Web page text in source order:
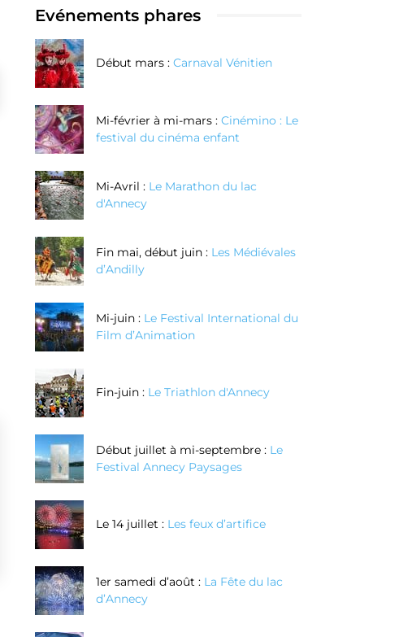
Maintenant
Evénements phares
Début mars : Carnaval Vénitien
Mi-février à mi-mars : Cinémino : Le
festival du cinéma enfant
Mi-Avril : Le Marathon du lac
d'Annecy
Fin mai, début juin : Les Médiévales
d’Andilly
Mi-juin : Le Festival International du
Film d’Animation
Fin-juin : Le Triathlon d'Annecy
Début juillet à mi-septembre : Le
Festival Annecy Paysages
Le 14 juillet : Les feux d’artifice
1er samedi d’août : La Fête du lac
d’Annecy